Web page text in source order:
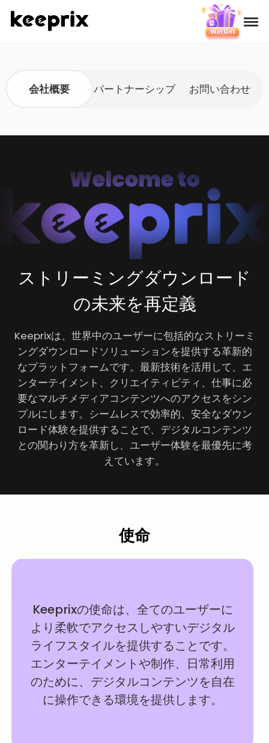
レビュー
使い方
ダウンロード
言語選択
会社概要 パートナーシップ お問い合わせ
ストリーミングダウンロード
の未来を再定義
Keeprixは、世界中のユーザーに包括的なストリーミ
ングダウンロードソリューションを提供する革新的
なプラットフォームです。最新技術を活用して、エ
ンターテイメント、クリエイティビティ、仕事に必
要なマルチメディアコンテンツへのアクセスをシン
プルにします。シームレスで効率的、安全なダウン
ロード体験を提供することで、デジタルコンテンツ
との関わり方を革新し、ユーザー体験を最優先に考
えています。
使命
Keeprixの使命は、全てのユーザーに
より柔軟でアクセスしやすいデジタル
ライフスタイルを提供することです。
エンターテイメントや制作、日常利用
のために、デジタルコンテンツを自在
に操作できる環境を提供します。